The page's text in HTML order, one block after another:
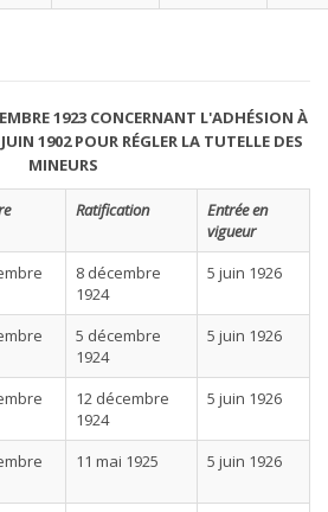
1923 CONCERNANT L'ADHÉSION À
1902 POUR RÉGLER LA TUTELLE DES
MINEURS
Ratification
Entrée en
vigueur
8 décembre
1924
5 juin 1926
5 décembre
1924
5 juin 1926
12 décembre
1924
5 juin 1926
11 mai 1925 5 juin 1926